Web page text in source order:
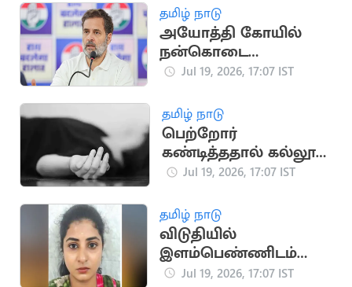
தமிழ் நாடு
அயோத்தி கோயில்
நன்கொடை
விவகாரம்: பிரதமருக்கு
Jul 19, 2026, 17:07 IST
தமிழ் நாடு
பெற்றோர்
கண்டித்ததால் கல்லூரி
மாணவி தற்கொலை
Jul 19, 2026, 17:07 IST
தமிழ் நாடு
விடுதியில்
இளம்பெண்ணிடம்
நகை திருடிய
Jul 19, 2026, 17:07 IST